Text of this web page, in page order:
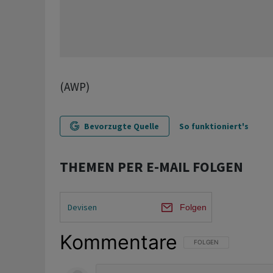
(AWP)
Bevorzugte Quelle So funktioniert's
THEMEN PER E-MAIL FOLGEN
Devisen Folgen
Kommentare FOLGE DIESER
FOLGEN